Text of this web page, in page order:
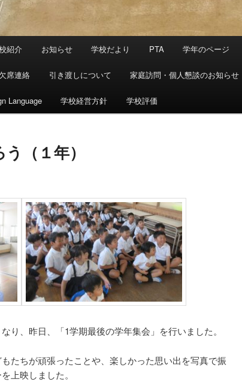
紹介 お知らせ 学校だより PTA 学年のページ
席連絡 引き渡しについて 家庭訪問・個人懇談のお知らせ
Language 学校経営方針 学校評価
（１年）
り、昨日、「1学期最後の学年集会」を行いました。
たちが頑張ったことや、楽しかった思い出を写真で振
上映しました。